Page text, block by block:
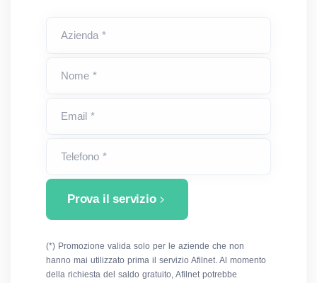
Azienda *
Nome *
Email *
Telefono *
Prova il servizio
(*) Promozione valida solo per le aziende che non
hanno mai utilizzato prima il servizio Afilnet. Al momento
della richiesta del saldo gratuito, Afilnet potrebbe